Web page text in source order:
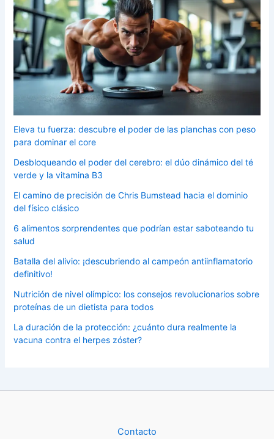
Eleva tu fuerza: descubre el poder de las planchas con peso
para dominar el core
Desbloqueando el poder del cerebro: el dúo dinámico del té
verde y la vitamina B3
El camino de precisión de Chris Bumstead hacia el dominio
del físico clásico
6 alimentos sorprendentes que podrían estar saboteando tu
salud
Batalla del alivio: ¡descubriendo al campeón antiinflamatorio
definitivo!
Nutrición de nivel olímpico: los consejos revolucionarios sobre
proteínas de un dietista para todos
La duración de la protección: ¿cuánto dura realmente la
vacuna contra el herpes zóster?
Contacto